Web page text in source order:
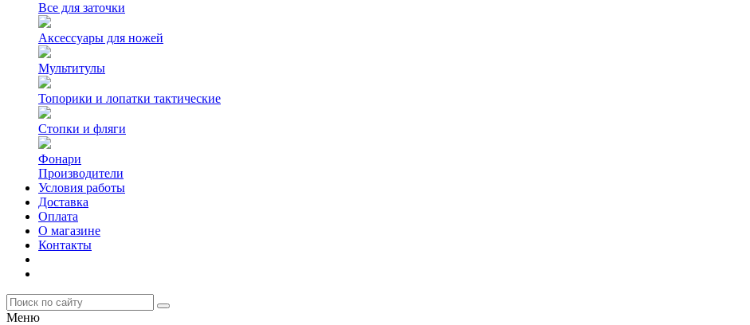
Все для заточки
Аксессуары для ножей
Мультитулы
Топорики и лопатки тактические
Стопки и фляги
Фонари
Производители
Условия работы
Доставка
Оплата
О магазине
Контакты
Меню